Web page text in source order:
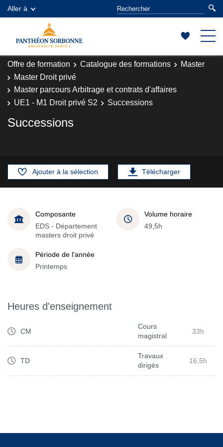
Aller à
Offre de formation Catalogue des formations
Master
Master Droit privé
Master parcours Arbitrage et contrats d'affaires
UE1 - M1 Droit privé S2
Successions
Successions
Ajouter à la sélection Télécharger
Composante
EDS - Département
masters droit privé
Volume horaire
49,5h
Période de l'année
Printemps
Heures d'enseignement
CM
Cours
magistral
33h
TD
Travaux
dirigés
16,5h